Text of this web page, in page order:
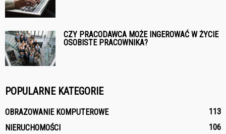
CZY PRACODAWCA MOŻE INGEROWAĆ W ŻYCIE
OSOBISTE PRACOWNIKA?
POPULARNE KATEGORIE
OBRAZOWANIE KOMPUTEROWE
113
NIERUCHOMOŚCI
106